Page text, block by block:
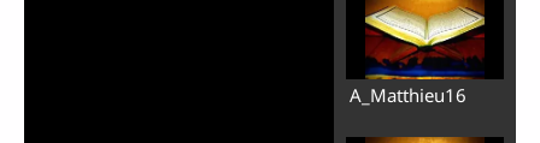
A_Matthieu16